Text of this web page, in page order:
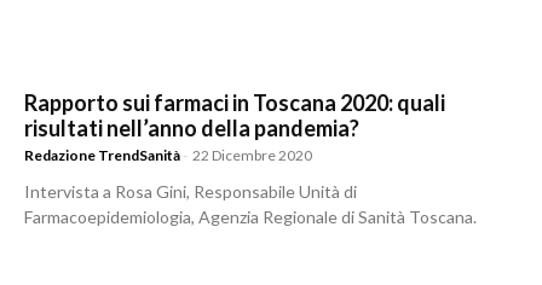
Rapporto sui farmaci in Toscana 2020: quali
risultati nell’anno della pandemia?
Redazione TrendSanità - 22 Dicembre 2020
Intervista a Rosa Gini, Responsabile Unità di
Farmacoepidemiologia, Agenzia Regionale di Sanità Toscana.